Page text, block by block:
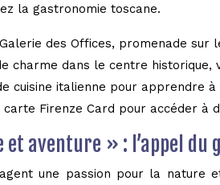
la gastronomie toscane.
des Offices, promenade sur
charme dans le centre historique,
cuisine italienne pour apprendre
carte Firenze Card pour accéder à
et aventure » : l’appel du
une passion pour la nature